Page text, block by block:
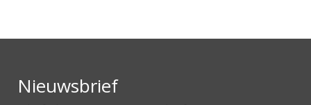
Nieuwsbrief